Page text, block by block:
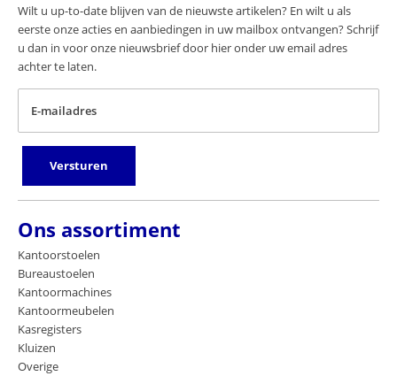
Wilt u up-to-date blijven van de nieuwste artikelen? En wilt u als
eerste onze acties en aanbiedingen in uw mailbox ontvangen? Schrijf
u dan in voor onze nieuwsbrief door hier onder uw email adres
achter te laten.
E-mailadres
Versturen
Ons assortiment
Kantoorstoelen
Bureaustoelen
Kantoormachines
Kantoormeubelen
Kasregisters
Kluizen
Overige